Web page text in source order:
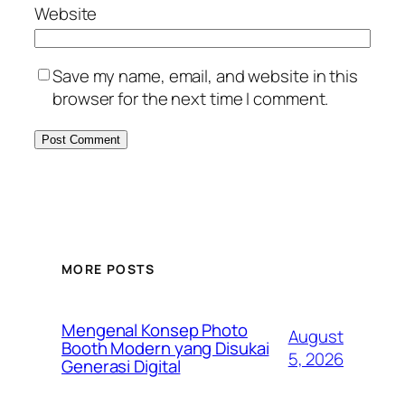
Website
Save my name, email, and website in this
browser for the next time I comment.
MORE POSTS
Mengenal Konsep Photo
Booth Modern yang Disukai
Generasi Digital
August
5, 2026